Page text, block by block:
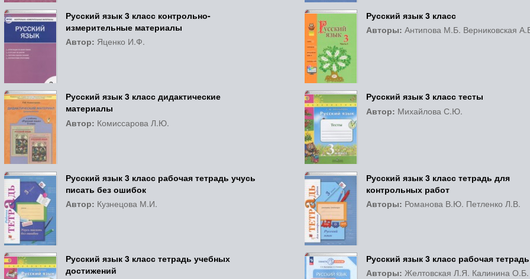
Русский язык 3 класс контрольно-
измерительные материалы
Автор: Яценко И.Ф.
Русский язык 3 класс
Авторы:Антипова М.Б. Верниковская
Русский язык 3 класс дидактические
материалы
Автор: Комиссарова Л.Ю.
Русский язык 3 класс тесты
Автор: Михайлова С.Ю.
Русский язык 3 класс рабочая тетрадь учусь
писать без ошибок
Автор: Кузнецова М.И.
Русский язык 3 класс тетрадь для
контрольных работ
Авторы: Романова В.Ю. Петленко Л.В.
Русский язык 3 класс тетрадь учебных
достижений
Русский язык 3 класс рабочая тетрадь
Авторы:Желтовская Л.Я. Калинина О.Б.